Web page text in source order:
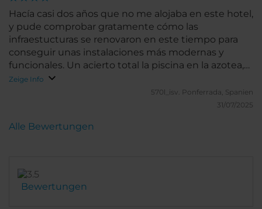
Hacía casi dos años que no me alojaba en este hotel,
y pude comprobar gratamente cómo las
infraestucturas se renovaron en este tiempo para
conseguir unas instalaciones más modernas y
funcionales. Un acierto total la piscina en la azotea,
especialmente en una temporada tan calurosa.
Como elementos a mejorar, las puertas de las
habitaciones se merecen ya una renovación, al igual
también debería estar mejor equipado. Y por último,
Zeige Info
570l_isv.
Ponferrada, Spanien
31/07/2025
Bewertungen
Alle Bewertungen